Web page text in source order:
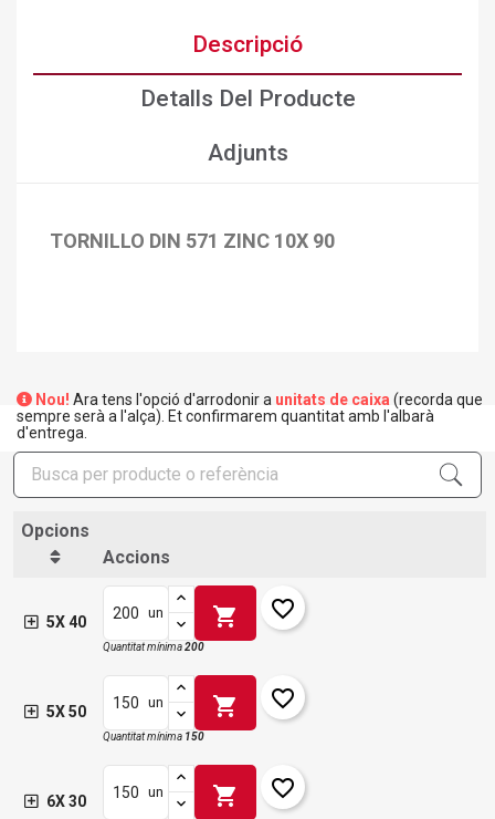
Descripció
Detalls Del Producte
Adjunts
TORNILLO DIN 571 ZINC 10X 90
Nou! Ara tens l'opció d'arrodonir a unitats de caixa (recorda que
sempre serà a l'alça). Et confirmarem quantitat amb l'albarà
d'entrega.
Opcions
Accions
5X 40
un shopping_cart favorite_border
Quantitat mínima200
5X 50
un shopping_cart favorite_border
Quantitat mínima 150
6X 30
un shopping_cart favorite_border